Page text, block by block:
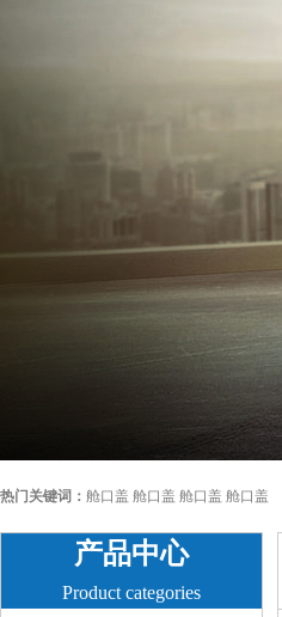
热门关键词： 舱口盖 舱口盖 舱口盖 舱口盖
产品中心
Product categories